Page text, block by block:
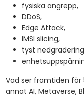
fysiska angrepp,
DDoS,
Edge Attack,
IMSI slicing,
tyst
Vad ser framtiden för
annat AI, Metaverse,